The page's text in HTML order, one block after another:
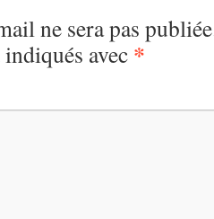
ne sera pas
avec *